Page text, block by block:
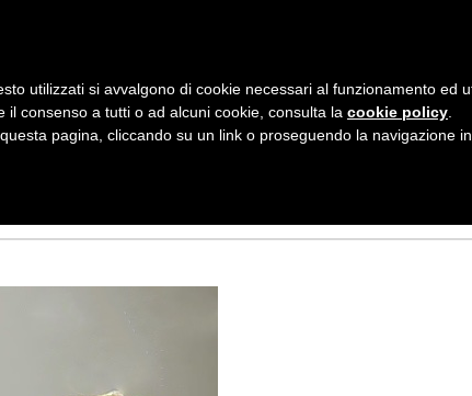
A
V
G
Z
HOME MADE
utilizzati si avvalgono di cookie necessari al funzionamento ed
il consenso a tutti o ad alcuni cookie, consulta la cookie policy
pagina, cliccando su un link o proseguendo la navigazione